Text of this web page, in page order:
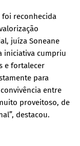
foi reconhecida
juíza Soneane
iniciativa cumpriu
e fortalecer
para
entre
proveitoso, de
destacou.